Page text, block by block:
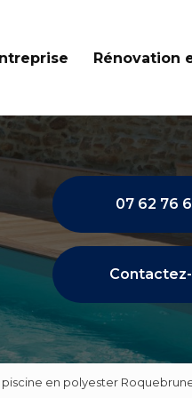
Rénovation
07 62 76
en polyester